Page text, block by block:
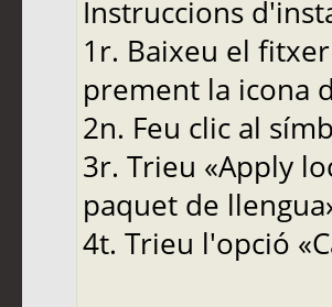
Instruccions
1r. Baixeu el
prement la icona
2n. Feu clic al
3r. Trieu «Apply
paquet de
4t. Trieu l'opció